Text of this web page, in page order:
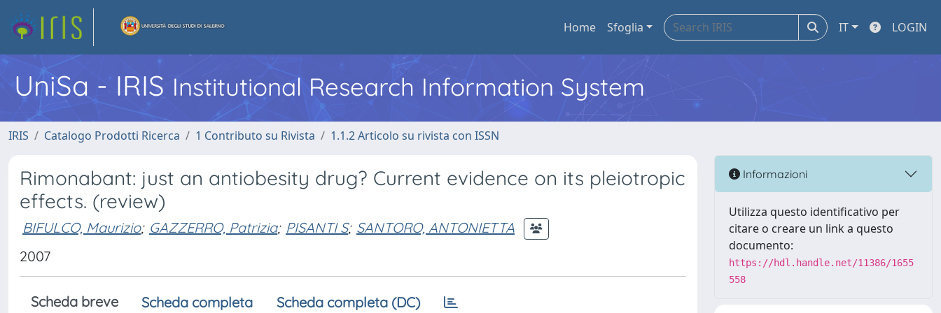
Home Sfoglia IT LOGIN
UniSa - IRIS Institutional Research Information System
IRIS Catalogo Prodotti Ricerca 1 Contributo su Rivista 1.1.2 Articolo su rivista con ISSN
Rimonabant: just an antiobesity drug? Current evidence on its pleiotropic
effects. (review)
BIFULCO, Maurizio; GAZZERRO, Patrizia; PISANTI S; SANTORO, ANTONIETTA
2007
Scheda breve Scheda completa Scheda completa (DC)
Informazioni
Utilizza questo identificativo per
citare o creare un link a questo
documento:
https://hdl.handle.net/11386/1655
558